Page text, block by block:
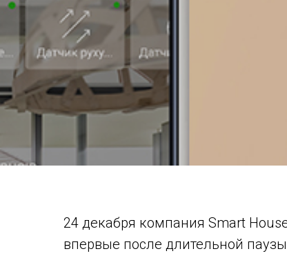
24 декабря компания Smart
впервые после длительной